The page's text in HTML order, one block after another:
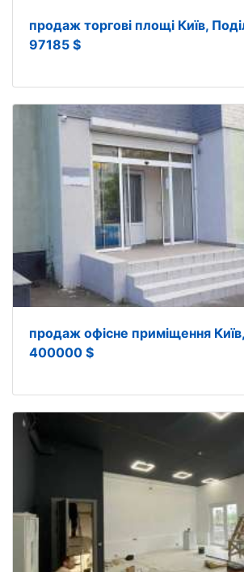
продаж торгові площі Київ,
97185 $
продаж офісне приміщення
400000 $